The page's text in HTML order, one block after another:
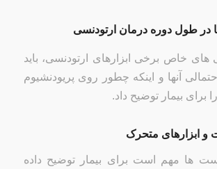
در طول دوره درمان ارتودنسی
خاص برخی ابزارهای ارتودنسی، باید
آنها و اینکه چطور روی پریودنشیوم
برای بیمار توضیح داد.
و ابزارهای متحرک
ها مهم است برای بیمار توضیح داده